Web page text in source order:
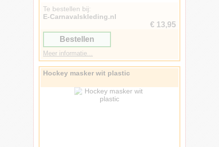
Te bestellen bij:
E-Carnavalskleding.nl
€ 13,95
Bestellen
Meer informatie...
Hockey masker wit plastic